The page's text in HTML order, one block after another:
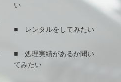
い
■ レンタルをしてみたい
■ 処理実績があるか聞い
てみたい